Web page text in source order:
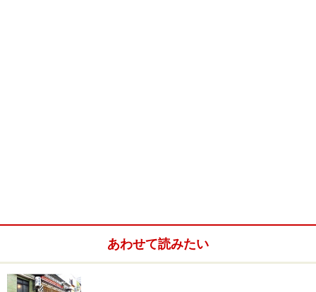
あわせて読みたい